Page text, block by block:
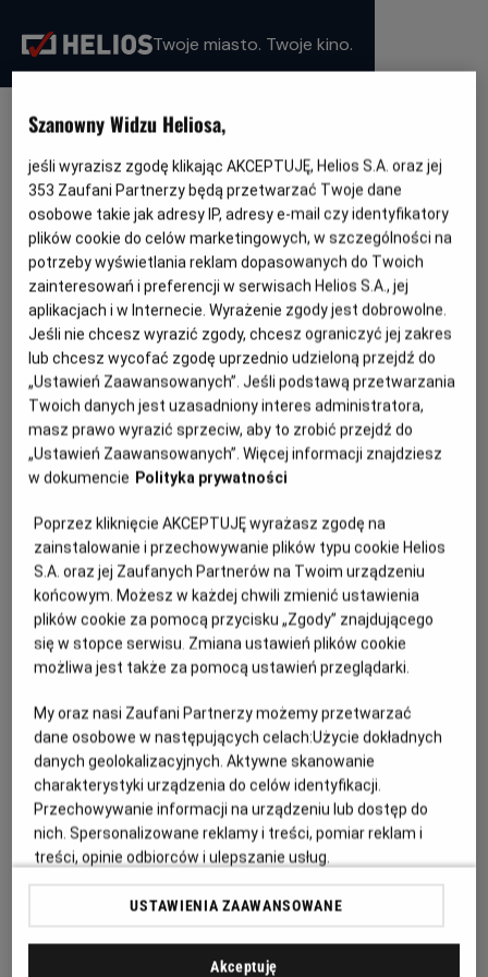
WYBIERZ SWOJE KINO
Bełchatów- Helios
Białystok- Helios Alfa
Białystok- Helios Biała
Białystok- Helios Jurowiecka
Bielsko-Biała- Helios
Bydgoszcz- Helios
Dąbrowa Górnicza- Helios
Gdańsk- Helios Forum
Gdańsk- Helios Metropolia
Gdynia- Helios
Gniezno- Helios
Gorzów Wielkopolski- Helios
Jelenia Góra- Helios
Kalisz- Helios
Katowice- Helios
Kędzierzyn-Koźle- Helios
Kielce- Helios
Konin- Helios
Koszalin- Helios
Krosno- Helios
Legionowo- Helios
Lubin- Helios
Łódź- Helios
Łomża- Helios
Nowy Sącz- Helios
Olsztyn- Helios
Opole- Helios Karolinka
Opole- Helios Solaris
Ostrów Wielkopolski- Helios
Pabianice- Helios
Piła- Helios
Piotrków Trybunalski- Helios
Płock- Helios
Poznań- Helios
Twoje miasto. Twoje kino.
Szanowny Widzu Heliosa,
jeśli wyrazisz zgodę klikając AKCEPTUJĘ, Helios S.A. oraz jej
353 Zaufani Partnerzy będą przetwarzać Twoje dane
osobowe takie jak adresy IP, adresy e-mail czy identyfikatory
plików cookie do celów marketingowych, w szczególności na
potrzeby wyświetlania reklam dopasowanych do Twoich
zainteresowań i preferencji w serwisach Helios S.A., jej
aplikacjach i w Internecie. Wyrażenie zgody jest dobrowolne.
Jeśli nie chcesz wyrazić zgody, chcesz ograniczyć jej zakres
lub chcesz wycofać zgodę uprzednio udzieloną przejdź do
„Ustawień Zaawansowanych”. Jeśli podstawą przetwarzania
Twoich danych jest uzasadniony interes administratora,
masz prawo wyrazić sprzeciw, aby to zrobić przejdź do
„Ustawień Zaawansowanych”. Więcej informacji znajdziesz
w dokumencie Polityka prywatności
Poprzez kliknięcie AKCEPTUJĘ wyrażasz zgodę na
zainstalowanie i przechowywanie plików typu cookie Helios
S.A. oraz jej Zaufanych Partnerów na Twoim urządzeniu
końcowym. Możesz w każdej chwili zmienić ustawienia
plików cookie za pomocą przycisku „Zgody” znajdującego
się w stopce serwisu. Zmiana ustawień plików cookie
możliwa jest także za pomocą ustawień przeglądarki.
My oraz nasi Zaufani Partnerzy możemy przetwarzać
dane osobowe w następujących celach:Użycie dokładnych
danych geolokalizacyjnych. Aktywne skanowanie
charakterystyki urządzenia do celów identyfikacji.
Przechowywanie informacji na urządzeniu lub dostęp do
nich. Spersonalizowane reklamy i treści, pomiar reklam i
treści, opinie odbiorców i ulepszanie usług.
Lista Zaufanych Partnerów
USTAWIENIA ZAAWANSOWANE
Akceptuję